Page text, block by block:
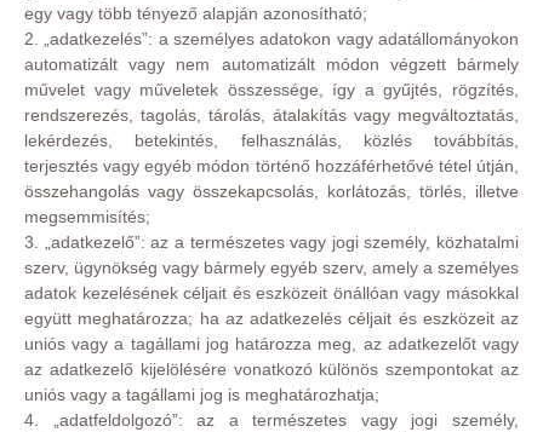
egy vagy több tényező alapján azonosítható;
2. „adatkezelés”: a személyes adatokon vagy adatállományokon
automatizált vagy nem automatizált módon végzett bármely
művelet vagy műveletek összessége, így a gyűjtés, rögzítés,
rendszerezés, tagolás, tárolás, átalakítás vagy megváltoztatás,
lekérdezés, betekintés, felhasználás, közlés továbbítás,
terjesztés vagy egyéb módon történő hozzáférhetővé tétel útján,
összehangolás vagy összekapcsolás, korlátozás, törlés, illetve
megsemmisítés;
3. „adatkezelő”: az a természetes vagy jogi személy, közhatalmi
szerv, ügynökség vagy bármely egyéb szerv, amely a személyes
adatok kezelésének céljait és eszközeit önállóan vagy másokkal
együtt meghatározza; ha az adatkezelés céljait és eszközeit az
uniós vagy a tagállami jog határozza meg, az adatkezelőt vagy
az adatkezelő kijelölésére vonatkozó különös szempontokat az
uniós vagy a tagállami jog is meghatározhatja;
4. „adatfeldolgozó”: az a természetes vagy jogi személy,